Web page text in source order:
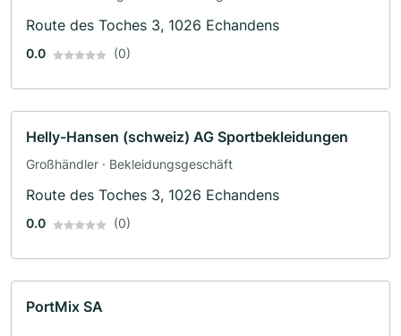
Route des Toches 3, 1026 Echandens
0.0 (0)
Helly-Hansen (schweiz) AG Sportbekleidungen
Großhändler · Bekleidungsgeschäft
Route des Toches 3, 1026 Echandens
0.0 (0)
PortMix SA